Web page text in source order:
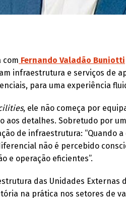
com Fernando Valadão Buniotti
infraestrutura e serviços de
para uma experiência
, ele não começa por
aos detalhes. Sobretudo por
de infraestrutura: “Quando
não é percebido
e operação eficientes”.
das Unidades Externas
na prática nos setores de